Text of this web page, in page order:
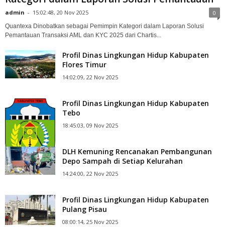
admin - 15:02:48, 20 Nov 2025 0
Quantexa Dinobatkan sebagai Pemimpin Kategori dalam Laporan Solusi
Pemantauan Transaksi AML dan KYC 2025 dari Chartis...
Profil Dinas Lingkungan Hidup Kabupaten
Flores Timur
14:02:09, 22 Nov 2025
Profil Dinas Lingkungan Hidup Kabupaten
Tebo
18:45:03, 09 Nov 2025
DLH Kemuning Rencanakan Pembangunan
Depo Sampah di Setiap Kelurahan
14:24:00, 22 Nov 2025
Profil Dinas Lingkungan Hidup Kabupaten
Pulang Pisau
08:00:14, 25 Nov 2025